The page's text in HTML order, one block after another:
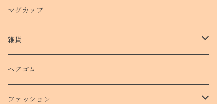
クリアケース
クッションバンパーケース
スマホリング
ショルダー付きケース
カード
クリアファイル
ステッカー
マグカップ
雑貨
パスケース
ヘアゴム
ファッション